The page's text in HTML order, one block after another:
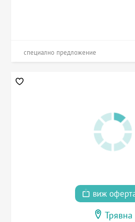
специално предложение
виж
Трявна